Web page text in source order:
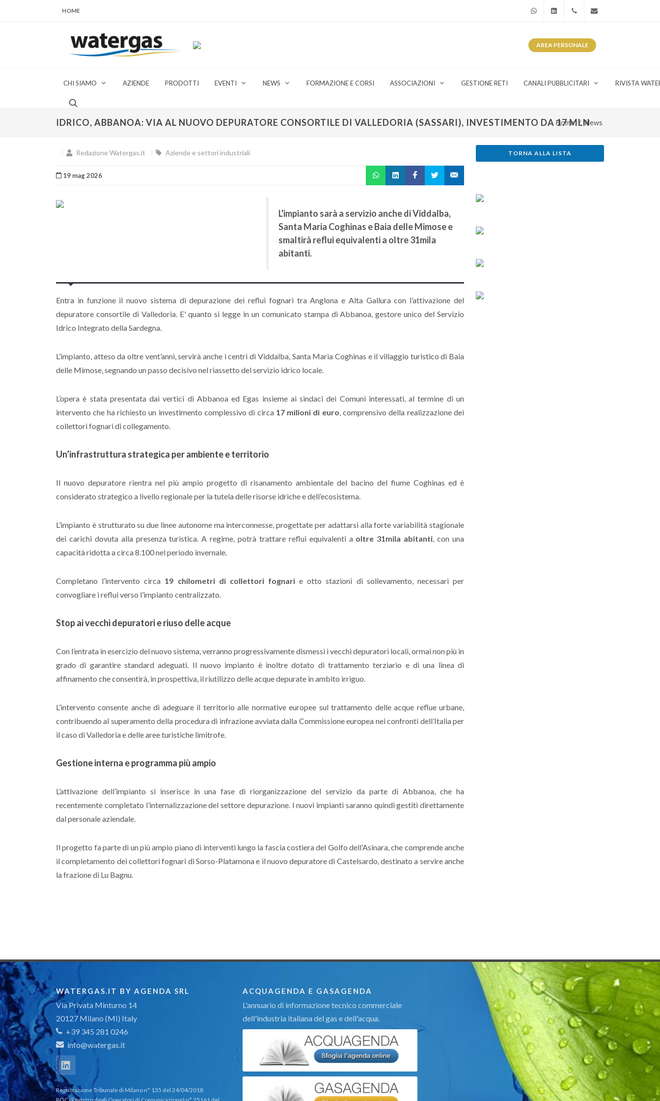
HOME WhatsAppLinkedin+39 345 281 0246
AREA PERSONALE
CHI SIAMO AZIENDE PRODOTTI EVENTI NEWS FORMAZIONE E CORSI ASSOCIAZIONI GESTIONE RETI CANALI PUBBLICITARI RIVISTA
IDRICO, ABBANOA: VIA AL NUOVO DEPURATORE CONSORTILE DI VALLEDORIA (SASSARI), INVESTIMENTO DA 17 MLN
Home News
Redazione Watergas.it Aziende e settori industriali
19 mag 2026
L'impianto sarà a servizio anche di Viddalba,
Santa Maria Coghinas e Baia delle Mimose e
smaltirà reflui equivalenti a oltre 31mila
abitanti.
Entra in funzione il nuovo sistema di depurazione dei reflui fognari tra Anglona e Alta Gallura con l’attivazione del
depuratore consortile di Valledoria. E' quanto si legge in un comunicato stampa di Abbanoa, gestore unico del Servizio
Idrico Integrato della Sardegna.
L’impianto, atteso da oltre vent’anni, servirà anche i centri di Viddalba, Santa Maria Coghinas e il villaggio turistico di Baia
delle Mimose, segnando un passo decisivo nel riassetto del servizio idrico locale.
L’opera è stata presentata dai vertici di Abbanoa ed Egas insieme ai sindaci dei Comuni interessati, al termine di un
intervento che ha richiesto un investimento complessivo di circa 17 milioni di euro, comprensivo della realizzazione dei
collettori fognari di collegamento.
Un’infrastruttura strategica per ambiente e territorio
Il nuovo depuratore rientra nel più ampio progetto di risanamento ambientale del bacino del fiume Coghinas ed è
considerato strategico a livello regionale per la tutela delle risorse idriche e dell’ecosistema.
L’impianto è strutturato su due linee autonome ma interconnesse, progettate per adattarsi alla forte variabilità stagionale
dei carichi dovuta alla presenza turistica. A regime, potrà trattare reflui equivalenti a oltre 31mila abitanti, con una
capacità ridotta a circa 8.100 nel periodo invernale.
Completano l’intervento circa 19 chilometri di collettori fognari e otto stazioni di sollevamento, necessari per
convogliare i reflui verso l’impianto centralizzato.
Stop ai vecchi depuratori e riuso delle acque
Con l’entrata in esercizio del nuovo sistema, verranno progressivamente dismessi i vecchi depuratori locali, ormai non più in
grado di garantire standard adeguati. Il nuovo impianto è inoltre dotato di trattamento terziario e di una linea di
affinamento che consentirà, in prospettiva, il riutilizzo delle acque depurate in ambito irriguo.
L’intervento consente anche di adeguare il territorio alle normative europee sul trattamento delle acque reflue urbane,
contribuendo al superamento della procedura di infrazione avviata dalla Commissione europea nei confronti dell’Italia per
il caso di Valledoria e delle aree turistiche limitrofe.
Gestione interna e programma più ampio
L’attivazione dell’impianto si inserisce in una fase di riorganizzazione del servizio da parte di Abbanoa, che ha
recentemente completato l’internalizzazione del settore depurazione. I nuovi impianti saranno quindi gestiti direttamente
dal personale aziendale.
Il progetto fa parte di un più ampio piano di interventi lungo la fascia costiera del Golfo dell’Asinara, che comprende anche
il completamento dei collettori fognari di Sorso-Platamona e il nuovo depuratore di Castelsardo, destinato a servire anche
la frazione di Lu Bagnu.
TORNA ALLA LISTA
WATERGAS.IT BY AGENDA SRL
Via Privata Minturno 14
20127 Milano (MI) Italy
+39 345 281 0246
info@watergas.it
Registrazione Tribunale di Milano n° 135 del 24/04/2018
ACQUAGENDA E GASAGENDA
L'annuario di informazione tecnico commerciale
dell'industria italiana del gas e dell'acqua.